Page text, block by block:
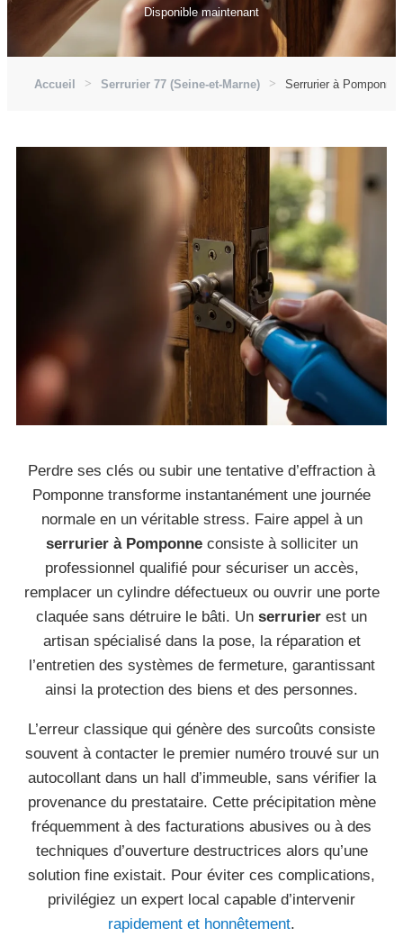
Disponible maintenant
Accueil Serrurier 77 (Seine-et-Marne) Serrurier à Pomponne
Perdre ses clés ou subir une tentative d’effraction à
Pomponne transforme instantanément une journée
normale en un véritable stress. Faire appel à un
serrurier à Pomponneconsiste à solliciter un
professionnel qualifié pour sécuriser un accès,
remplacer un cylindre défectueux ou ouvrir une porte
claquée sans détruire le bâti. Un serrurier est un
artisan spécialisé dans la pose, la réparation et
l’entretien des systèmes de fermeture, garantissant
ainsi la protection des biens et des personnes.
L’erreur classique qui génère des surcoûts consiste
souvent à contacter le premier numéro trouvé sur un
autocollant dans un hall d’immeuble, sans vérifier la
provenance du prestataire. Cette précipitation mène
fréquemment à des facturations abusives ou à des
techniques d’ouverture destructrices alors qu’une
solution fine existait. Pour éviter ces complications,
privilégiez un expert local capable d’intervenir
rapidement et honnêtement.